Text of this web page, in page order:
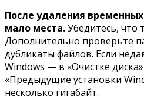
После удаления
мало места.Убедитесь, что
Дополнительно проверьте
дубликаты файлов. Если
Windows — в «Очистке
«Предыдущие установки
несколько гигабайт.